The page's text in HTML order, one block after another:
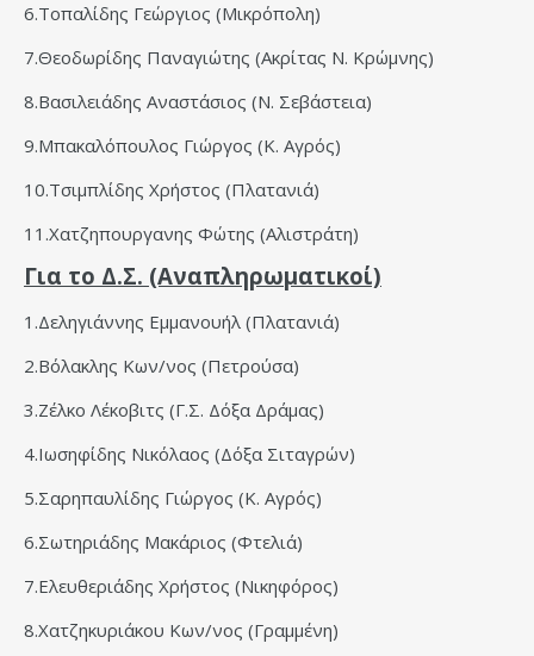
6.Τοπαλίδης Γεώργιος (Μικρόπολη)
7.Θεοδωρίδης Παναγιώτης (Ακρίτας Ν. Κρώμνης)
8.Βασιλειάδης Αναστάσιος (Ν. Σεβάστεια)
9.Μπακαλόπουλος Γιώργος (Κ. Αγρός)
10.Τσιμπλίδης Χρήστος (Πλατανιά)
11.Χατζηπουργανης Φώτης (Αλιστράτη)
Για το Δ.Σ. (Αναπληρωματικοί)
1.Δεληγιάννης Εμμανουήλ (Πλατανιά)
2.Βόλακλης Κων/νος (Πετρούσα)
3.Ζέλκο Λέκοβιτς (Γ.Σ. Δόξα Δράμας)
4.Ιωσηφίδης Νικόλαος (Δόξα Σιταγρών)
5.Σαρηπαυλίδης Γιώργος (Κ. Αγρός)
6.Σωτηριάδης Μακάριος (Φτελιά)
7.Ελευθεριάδης Χρήστος (Νικηφόρος)
8.Χατζηκυριάκου Κων/νος (Γραμμένη)